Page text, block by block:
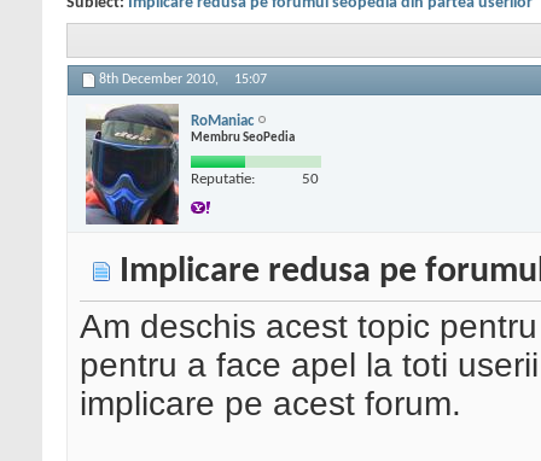
8th December 2010, 15:07
RoManiac
Membru SeoPedia
Reputatie: 50
Implicare redusa pe
Am deschis acest topic
pentru a face apel la toti
implicare pe acest forum.